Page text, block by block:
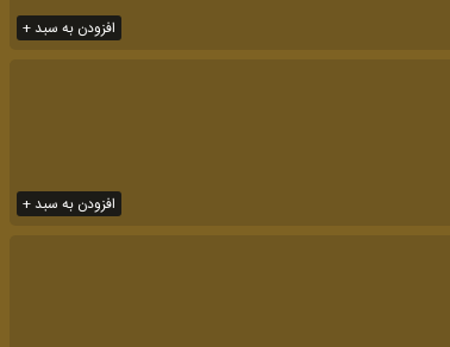
افزودن به سبد +
افزودن به سبد +